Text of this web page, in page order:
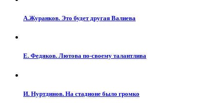
А.Журанков. Это будет другая Валиева
Е. Федяков. Лютова по-своему талантлива
И. Нуртдинов. На стадионе было громко